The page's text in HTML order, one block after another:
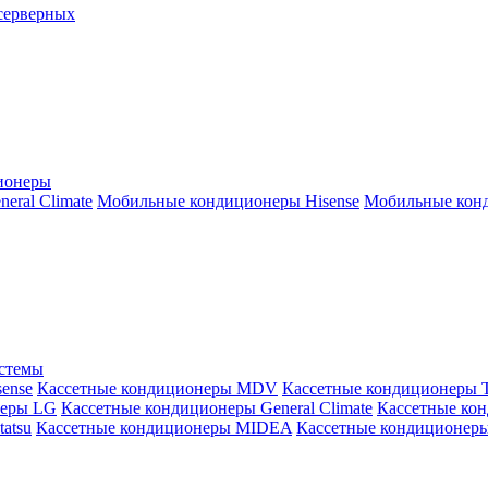
Climate Мобильные кондиционеры Hisense Мобильные
Кассетные кондиционеры MDV Кассетные кондиционеры
LG Кассетные кондиционеры General Climate Кассетные
Кассетные кондиционеры MIDEA Кассетные